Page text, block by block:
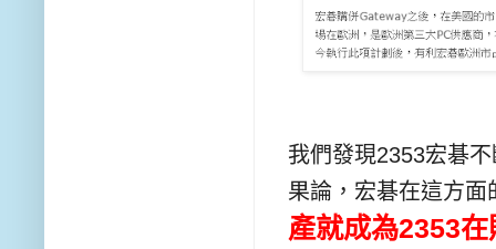
我們發現2353宏碁
果論 ， 宏碁在這方面
產就成為2353在